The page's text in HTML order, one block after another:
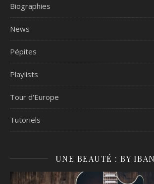
Biographies
News
Pépites
Playlists
Tour d'Europe
Tutoriels
UNE BEAUTÉ : BY